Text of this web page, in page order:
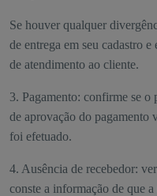
Se houver qualquer
de entrega em seu cadastro
de atendimento ao cliente.
3. Pagamento: confirme se
de aprovação do pagamento
foi efetuado.
4. Ausência de recebedor:
conste a informação de que